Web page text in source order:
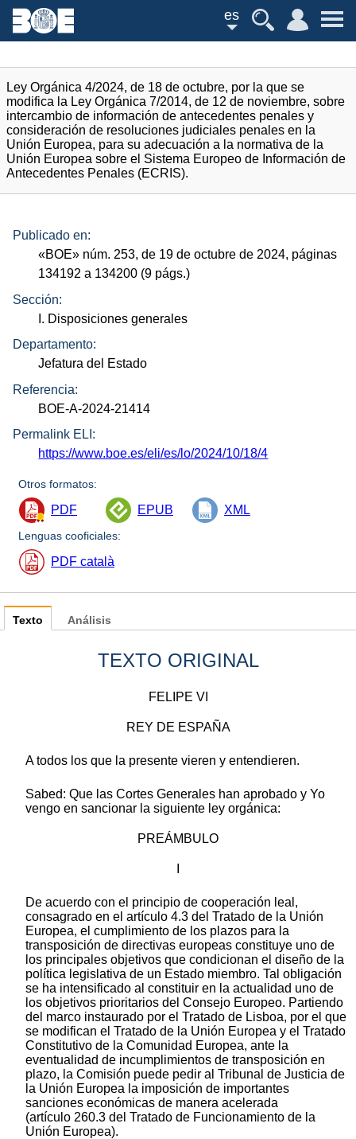
es
Ley Orgánica 4/2024, de 18 de octubre, por la que se
modifica la Ley Orgánica 7/2014, de 12 de noviembre, sobre
intercambio de información de antecedentes penales y
consideración de resoluciones judiciales penales en la
Unión Europea, para su adecuación a la normativa de la
Unión Europea sobre el Sistema Europeo de Información de
Antecedentes Penales (ECRIS).
Publicado en:
«BOE» núm. 253, de 19 de octubre de 2024, páginas
134192 a 134200 (9 págs.)
Sección:
I. Disposiciones generales
Departamento:
Jefatura del Estado
Referencia:
BOE-A-2024-21414
Permalink ELI:
https://www.boe.es/eli/es/lo/2024/10/18/4
Otros formatos:
PDF EPUB XML
Lenguas cooficiales:
PDF català
Texto
TEXTO ORIGINAL
FELIPE VI
REY DE ESPAÑA
A todos los que la presente vieren y entendieren.
Sabed: Que las Cortes Generales han aprobado y Yo
vengo en sancionar la siguiente ley orgánica:
PREÁMBULO
De acuerdo con el principio de cooperación leal,
consagrado en el artículo 4.3 del Tratado de la Unión
Europea, el cumplimiento de los plazos para la
transposición de directivas europeas constituye uno de
los principales objetivos que condicionan el diseño de la
política legislativa de un Estado miembro. Tal obligación
se ha intensificado al constituir en la actualidad uno de
los objetivos prioritarios del Consejo Europeo. Partiendo
del marco instaurado por el Tratado de Lisboa, por el que
se modifican el Tratado de la Unión Europea y el Tratado
Constitutivo de la Comunidad Europea, ante la
eventualidad de incumplimientos de transposición en
plazo, la Comisión puede pedir al Tribunal de Justicia de
la Unión Europea la imposición de importantes
sanciones económicas de manera acelerada
(artículo 260.3 del Tratado de Funcionamiento de la
Unión Europea).
Análisis